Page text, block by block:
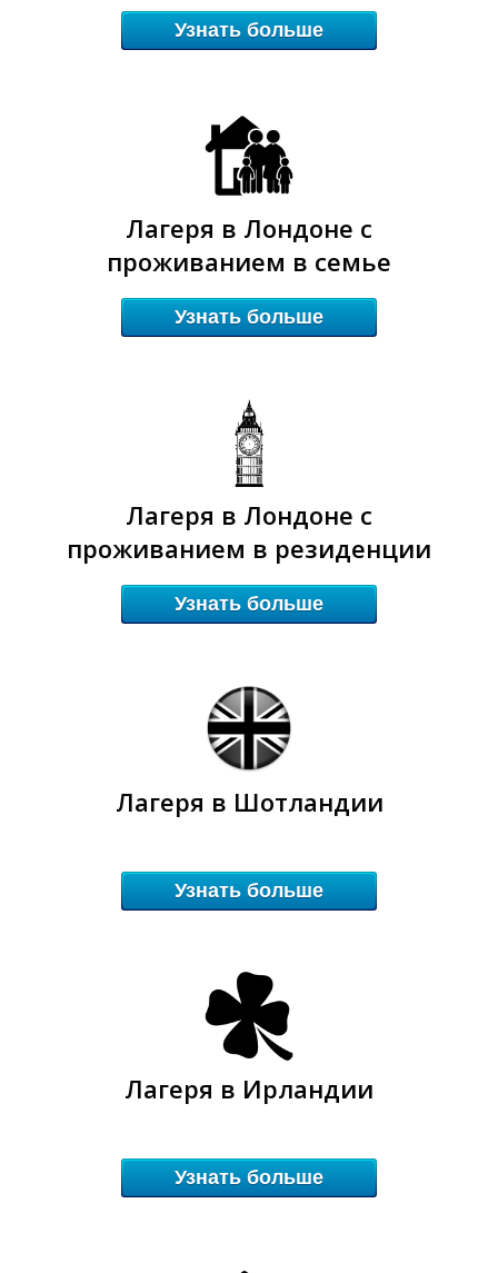
К
Т
Узнать больше
Лагеря в Лондоне с
проживанием в семье
Узнать больше
Лагеря в Лондоне с
проживанием в резиденции
Узнать больше
Лагеря в Шотландии
Узнать больше
Лагеря в Ирландии
Узнать больше
К
Т